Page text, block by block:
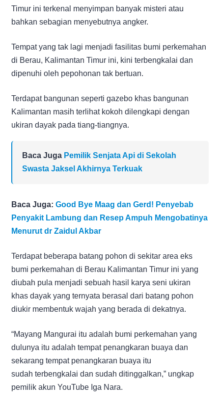
Timur ini terkenal menyimpan banyak misteri atau
bahkan sebagian menyebutnya angker.
Tempat yang tak lagi menjadi fasilitas bumi perkemahan
di Berau, Kalimantan Timur ini, kini terbengkalai dan
dipenuhi oleh pepohonan tak bertuan.
Terdapat bangunan seperti gazebo khas bangunan
Kalimantan masih terlihat kokoh dilengkapi dengan
ukiran dayak pada tiang-tiangnya.
Baca Juga Pemilik Senjata Api di Sekolah
Swasta Jaksel Akhirnya Terkuak
Baca Juga: Good Bye Maag dan Gerd! Penyebab
Penyakit Lambung dan Resep Ampuh Mengobatinya
Menurut dr Zaidul Akbar
Terdapat beberapa batang pohon di sekitar area eks
bumi perkemahan di Berau Kalimantan Timur ini yang
diubah pula menjadi sebuah hasil karya seni ukiran
khas dayak yang ternyata berasal dari batang pohon
diukir membentuk wajah yang berada di dekatnya.
“Mayang Mangurai itu adalah bumi perkemahan yang
dulunya itu adalah tempat penangkaran buaya dan
sekarang tempat penangkaran buaya itu
sudah terbengkalai dan sudah ditinggalkan,” ungkap
pemilik akun YouTube Iga Nara.